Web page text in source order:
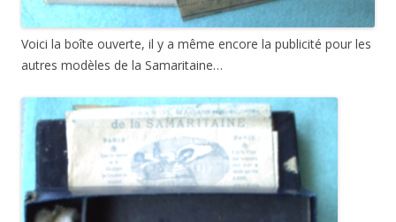
Voici la boîte ouverte, il y a même encore la publicité pour les
autres modèles de la Samaritaine…